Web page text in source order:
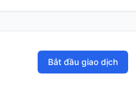
Bắt đầu giao dịch